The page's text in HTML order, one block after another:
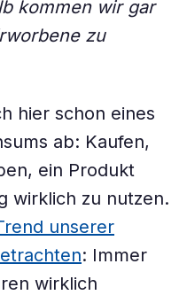
kommen wir gar
zu
hier schon eines
ab: Kaufen,
ein Produkt
wirklich zu nutzen.
unserer
: Immer
wirklich